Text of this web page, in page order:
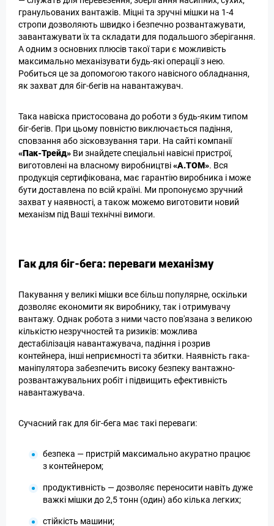
гранульованих вантажів. Міцні та зручні мішки на 1-4
стропи дозволяють швидко і безпечно розвантажувати,
завантажувати їх та складати для подальшого зберігання.
А одним з основних плюсів такої тари є можливість
максимально механізувати будь-які операції з нею.
Робиться це за допомогою такого навісного обладнання,
як захват для біг-бегів на навантажувач.
Така навіска пристосована до роботи з будь-яким типом
біг-бегів. При цьому повністю виключається падіння,
сповзання або зісковзування тари. На сайті компанії
«Пак-Трейд» Ви знайдете спеціальні навісні пристрої,
виготовлені на власному виробництві«А.ТОМ». Вся
продукція сертифікована, має гарантію виробника і може
бути доставлена по всій країні. Ми пропонуємо зручний
захват у наявності, а також можемо виготовити новий
механізм під Ваші технічні вимоги.
Гак для біг-бега: переваги механізму
Пакування у великі мішки все більш популярне, оскільки
дозволяє економити як виробнику, так і отримувачу
вантажу. Однак робота з ними часто пов'язана з великою
кількістю незручностей та ризиків: можлива
дестабілізація навантажувача, падіння і розрив
контейнера, інші неприємності та збитки. Наявність гака-
маніпулятора забезпечить високу безпеку вантажно-
розвантажувальних робіт і підвищить ефективність
навантажувача.
Сучасний гак для біг-бега має такі переваги:
безпека — пристрій максимально акуратно працює
з контейнером;
продуктивність — дозволяє переносити навіть дуже
важкі мішки до 2,5 тонн (один) або кілька легких;
стійкість машини;